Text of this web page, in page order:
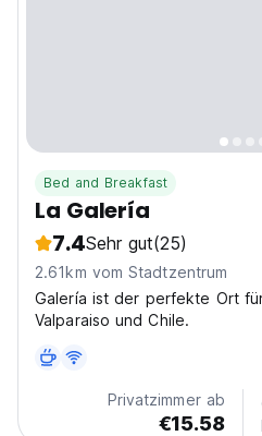
Bed and Breakfast
La Galería
7.4Sehr gut(25)
2.61km vom Stadtzentrum
Galería ist der perfekte Ort
Valparaiso und Chile.
Privatzimmer ab
€15.58